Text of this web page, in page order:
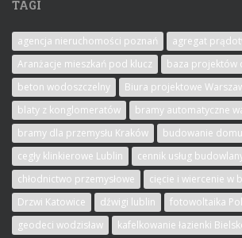
TAGI
agencja nieruchomości poznań
agregat
Aranżacje mieszkań pod klucz
baza projektów
beton wodoszczelny
Biura projektowe
blaty z konglomeratów
bramy automatyczne
bramy dla przemysłu Kraków
budowanie
cegły klinkierowe Lublin
cennik usług
chłodnictwo przemysłowe
cięcie i wiercenie w
Drzwi Katowice
dźwigi lublin
fotowoltaika
geodeci wodzisław
kafelkowanie łazienki